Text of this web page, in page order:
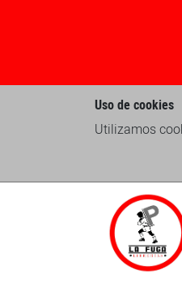
Uso de cookies
Utilizamos